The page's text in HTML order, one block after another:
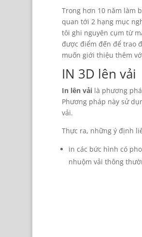
Trong hơn 10 năm làm
quan tới 2 hạng mục
tôi ghi nguyên cụm từ
được điểm đến để trao
muốn giới thiệu thêm
IN 3D lên vải
In lên vải là phương
Phương pháp này sử
vải.
Thực ra, những ý định
in các bức hình có
nhuộm vải thông